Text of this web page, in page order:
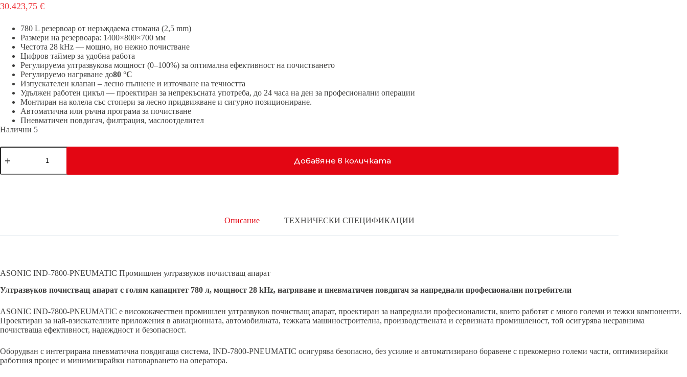
30.423,75 €
780 L резервоар от неръждаема стомана (2,5 mm)
Размери на резервоара: 1400×800×700 мм
Честота 28 kHz — мощно, но нежно почистване
Цифров таймер за удобна работа
Регулируема ултразвукова мощност (0–100%) за оптимална ефективност на почистването
Регулируемо нагряване до80 °C
Изпускателен клапан – лесно пълнене и източване на течността
Удължен работен цикъл — проектиран за непрекъсната употреба, до 24 часа на ден за професионални операции
Монтиран на колела със стопери за лесно придвижване и сигурно позициониране.
Автоматична или ръчна програма за почистване
Пневматичен повдигач, филтрация, маслоотделител
Налични 5
количество
за
7800-
Добавяне в количката
Описание ТЕХНИЧЕСКИ СПЕЦИФИКАЦИИ
ASONIC IND-7800-PNEUMATIC Промишлен ултразвуков почистващ апарат
Ултразвуков почистващ апарат с голям капацитет 780 л, мощност 28 kHz, нагряване и пневматичен повдигач за напреднали професионални потребители
ASONIC IND-7800-PNEUMATIC е висококачествен промишлен ултразвуков почистващ апарат, проектиран за напреднали професионалисти, които работят с много големи и тежки компоненти.
Проектиран за най-взискателните приложения в авиационната, автомобилната, тежката машиностроителна, производствената и сервизната промишленост, той осигурява несравнима
почистваща ефективност, надеждност и безопасност.
Оборудван с интегрирана пневматична повдигаща система, IND-7800-PNEUMATIC осигурява безопасно, без усилие и автоматизирано боравене с прекомерно големи части, оптимизирайки
работния процес и минимизирайки натоварването на оператора.